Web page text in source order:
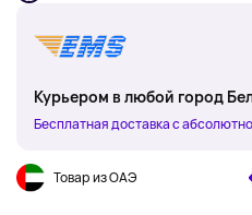
Курьером в любой город
Бесплатная доставка с
Товар из ОАЭ